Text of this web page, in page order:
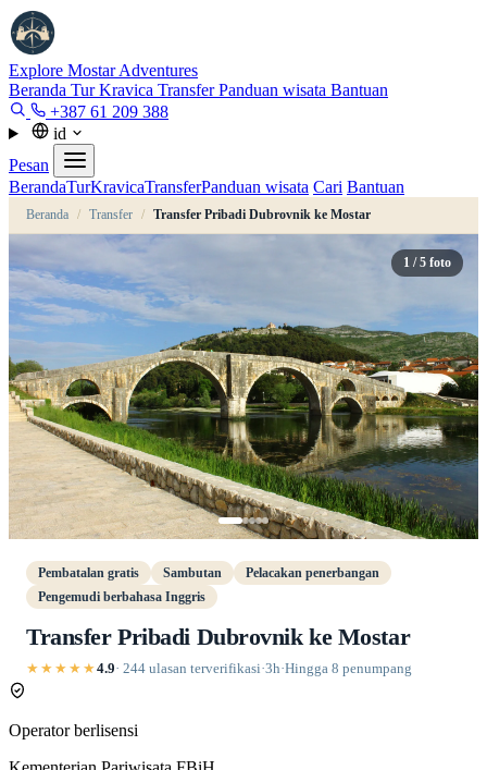
Explore MostarAdventures
Beranda TurKravica TransferPanduan wisata Bantuan
+387 61 209 388
id
Pesan
BerandaTurKravicaTransferPanduan wisata Cari Bantuan
Beranda / Transfer / Transfer Pribadi Dubrovnik ke Mostar
1 / 5 foto
Pembatalan gratis Sambutan
Pelacakan penerbangan
Pengemudi berbahasa Inggris
Transfer Pribadi Dubrovnik ke Mostar
★★★★★4.9· 244 ulasan terverifikasi·3h·Hingga 8 penumpang
Operator berlisensi